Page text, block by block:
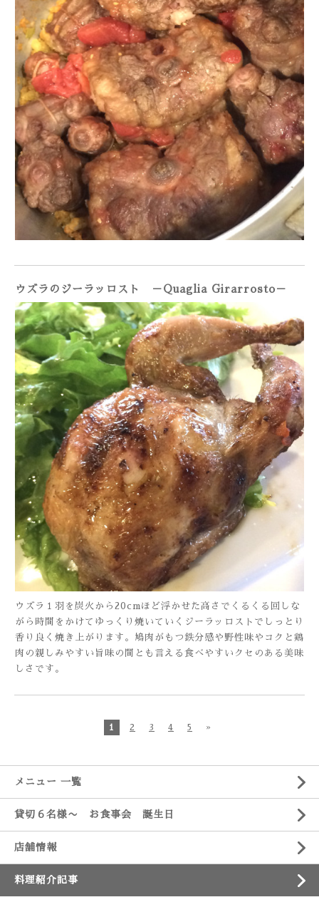
ウズラのジーラッロスト －Quaglia Girarrosto－
ウズラ１羽を炭火から20cmほど浮かせた高さでくるくる回しな
がら時間をかけてゆっくり焼いていくジーラッロストでしっとり
香り良く焼き上がります。鳩肉がもつ鉄分感や野性味やコクと鶏
肉の親しみやすい旨味の間とも言える食べやすいクセのある美味
しさです。
1 2 3 4 5 »
メニュー 一覧
貸切６名様〜 お食事会 誕生日
店舗情報
料理紹介記事